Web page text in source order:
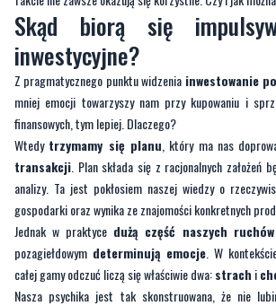
Skąd biorą się
inwestycyjne?
Z pragmatycznego punktu widzenia inwestowanie
mniej emocji towarzyszy nam przy kupowaniu i
finansowych, tym lepiej. Dlaczego?
Wtedy trzymamy się planu , który ma nas
transakcji . Plan składa się z racjonalnych założeń
analizy. Ta jest pokłosiem naszej wiedzy o
gospodarki oraz wynika ze znajomości konkretnych
Jednak w praktyce dużą część naszych ruchów
pozagiełdowym determinują emocje . W
całej gamy odczuć liczą się właściwie dwa:strach i
Nasza psychika jest tak skonstruowana, że nie